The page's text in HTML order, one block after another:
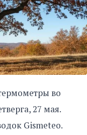
во
27 мая.
Gismeteo.